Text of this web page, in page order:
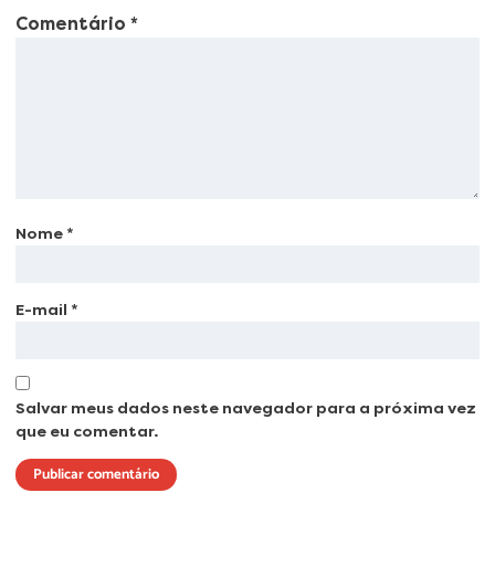
Comentário *
Nome *
E-mail *
Salvar meus dados neste navegador para a próxima vez
que eu comentar.